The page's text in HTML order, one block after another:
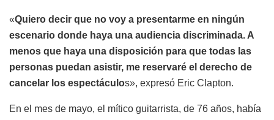
«Quiero decir que no voy a presentarme en ningún
escenario donde haya una audiencia discriminada. A
menos que haya una disposición para que todas las
personas puedan asistir, me reservaré el derecho de
cancelar los espectáculos», expresó Eric Clapton.
En el mes de mayo, el mítico guitarrista, de 76 años, había